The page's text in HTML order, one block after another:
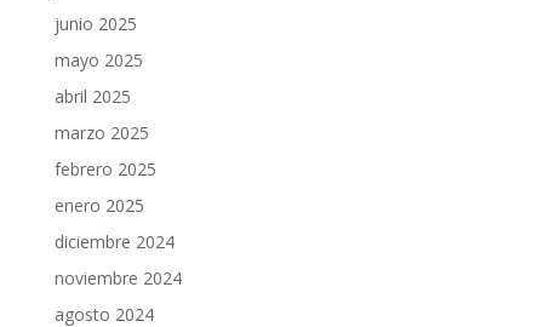
junio 2025
mayo 2025
abril 2025
marzo 2025
febrero 2025
enero 2025
diciembre 2024
noviembre 2024
agosto 2024